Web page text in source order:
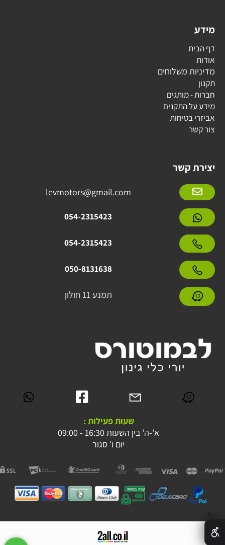
מידע
דף הבית
אודות
מדיניות משלוחים
תקנון
חברות - מותגים
מידע על התקנים
אביזרי בטיחות
צור קשר
יצירת קשר
levmotors@gmail.com
054-2315423
054-2315423
050-8131638
תמנע 11 חולון
שעות פעילות :
א'-ה' בין השעות 16:30 - 09:00
יום ו' סגור